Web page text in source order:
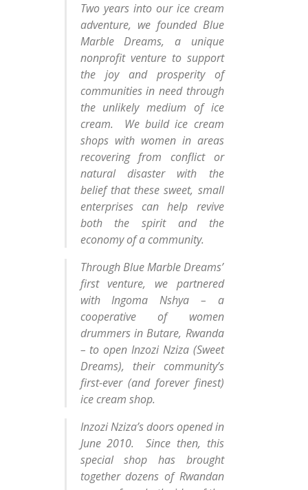
Two years into our ice cream
adventure, we founded Blue
Marble Dreams, a unique
nonprofit venture to support
the joy and prosperity of
communities in need through
the unlikely medium of ice
cream. We build ice cream
shops with women in areas
recovering from conflict or
natural disaster with the
belief that these sweet, small
enterprises can help revive
both the spirit and the
economy of a community.
Through Blue Marble Dreams’
first venture, we partnered
with Ingoma Nshya – a
cooperative of women
drummers in Butare, Rwanda
– to open Inzozi Nziza (Sweet
Dreams), their community’s
first-ever (and forever finest)
ice cream shop.
Inzozi Nziza’s doors opened in
June 2010. Since then, this
special shop has brought
together dozens of Rwandan